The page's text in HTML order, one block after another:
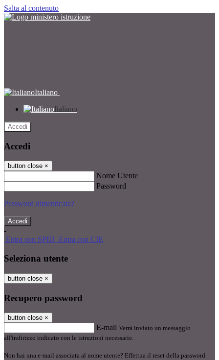
Salta al contenuto
Italiano
Italiano
Accedi
Accedi
button close ×
Nome Utente
Password
Password dimenticata?
-
Entra con SPID Entra con CIE
Seleziona utente
button close ×
Recupero password
button close ×
E-mail Verrà inviato un messaggio
all'indirizzo indicato con le istruzioni necessarie.
Non hai una e-mail associata al nome utente? Effettua il reset della password